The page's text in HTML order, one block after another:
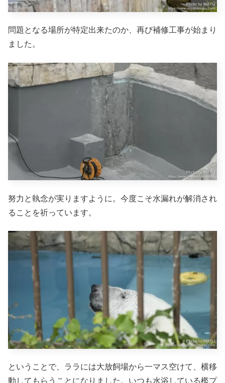
問題となる場所が特定出来たのか、再び補修工事が始まり
ました。
努力と執念が実りますように。今度こそ水漏れが解消され
ることを祈っています。
ということで、ララには大放飼場から一マス空けて、横移
動してもらうことになりました。いつも水浴している檻プ